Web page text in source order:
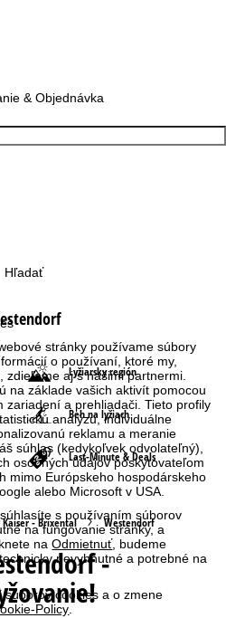
stránky používame súbory
o používaní, ktoré my,
zdieľame aj s našimi partnermi.
na základe vašich aktivít pomocou
zariadení a prehliadači. Tieto profily
analýzu, individuálne
reklamu a meranie
súhlas (kedykoľvek odvolateľný),
osobných údajov poskytovateľom
mimo Európskeho hospodárskeho
alebo Microsoft v USA.
s používaním súborov
na fungovanie stránky, a
naOdmietnuť, budeme
nevyhnutné a potrebné na
cookies a o zmene
Policy.
& Objednávka
Hľadať
Lyžiarsky región
Beh na lyžiach
Last-Minute & Deals
- Brixental Westendorf
-